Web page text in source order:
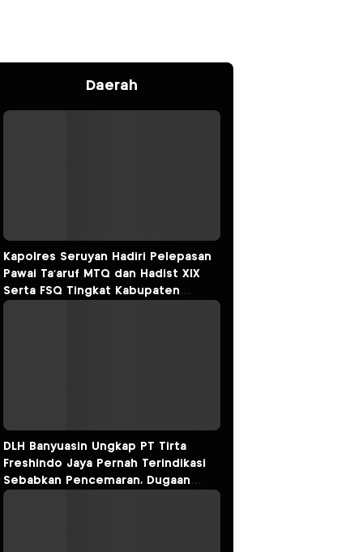
Daerah
Kapolres Seruyan Hadiri Pelepasan
Pawai Ta’aruf MTQ dan Hadist XlX
Serta FSQ Tingkat Kabupaten
Seruyan Tahun 2026.
DLH Banyuasin Ungkap PT Tirta
Freshindo Jaya Pernah Terindikasi
Sebabkan Pencemaran, Dugaan
Limbah Kembali Diselidiki